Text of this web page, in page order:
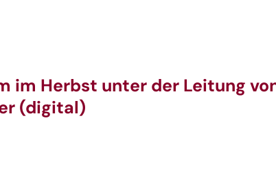
im Herbst unter der Leitung
(digital)